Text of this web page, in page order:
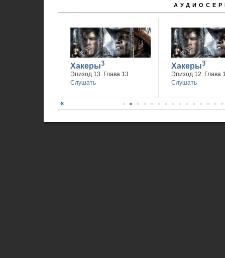
Хакеры3
Эпизод 13. Глава 13
Слушать
Хакеры3
Эпизод 12. Глава
Слушать